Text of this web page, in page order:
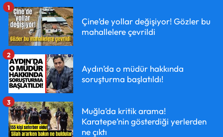
Çine’de yollar değişiyor! Gözler bu
mahallelere çevrildi
1
Aydın’da o müdür hakkında
soruşturma başlatıldı!
2
Muğla’da kritik arama!
Karatepe’nin gösterdiği yerlerden
ne çıktı
3